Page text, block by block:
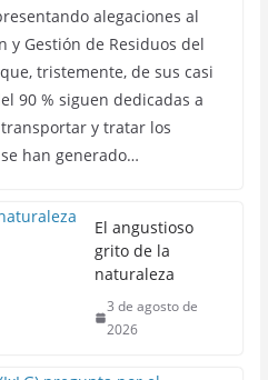
alegaciones al
y Gestión de Residuos del
tristemente, de sus casi
90 % siguen dedicadas a
y tratar los
han generado…
El angustioso
grito de la
naturaleza
3 de agosto de
2026